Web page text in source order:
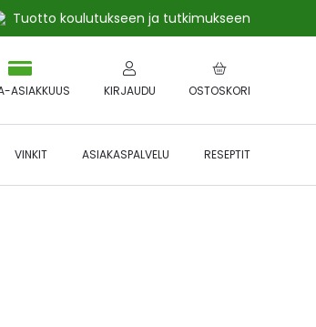
Tuotto koulutukseen ja tutkimukseen
OSTOSKORI
ASIAKKUUS KIRJAUDU
VINKIT ASIAKASPALVELU RESEPTIT